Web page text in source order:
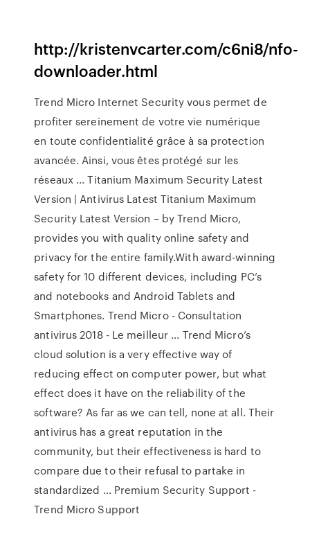
http://kristenvcarter.com/c6ni8/nfo-
downloader.html
Trend Micro Internet Security vous permet de
profiter sereinement de votre vie numérique
en toute confidentialité grâce à sa protection
avancée. Ainsi, vous êtes protégé sur les
réseaux ... Titanium Maximum Security Latest
Version | Antivirus Latest Titanium Maximum
Security Latest Version – by Trend Micro,
provides you with quality online safety and
privacy for the entire family.With award-winning
safety for 10 different devices, including PC’s
and notebooks and Android Tablets and
Smartphones. Trend Micro - Consultation
antivirus 2018 - Le meilleur ... Trend Micro’s
cloud solution is a very effective way of
reducing effect on computer power, but what
effect does it have on the reliability of the
software? As far as we can tell, none at all. Their
antivirus has a great reputation in the
community, but their effectiveness is hard to
compare due to their refusal to partake in
standardized ... Premium Security Support -
Trend Micro Support